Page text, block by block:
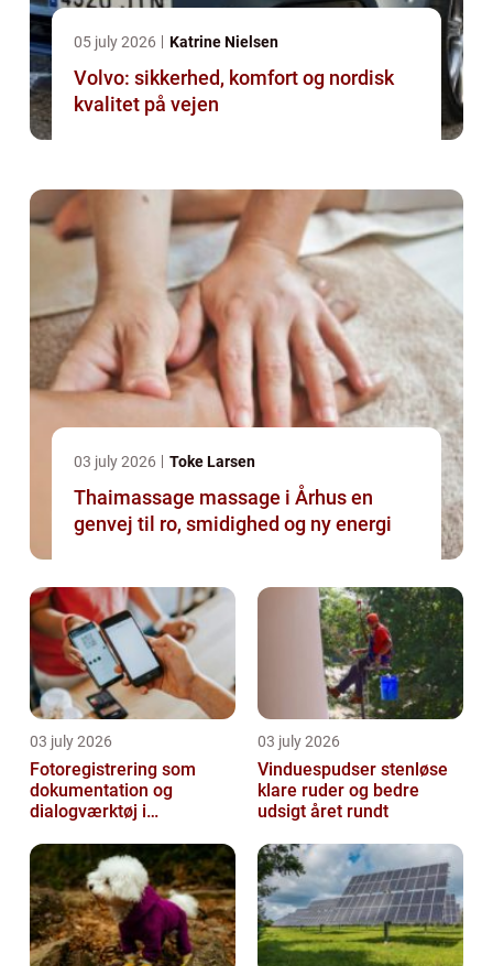
05 july 2026 Katrine Nielsen
Volvo: sikkerhed, komfort og nordisk
kvalitet på vejen
03 july 2026 Toke Larsen
Thaimassage massage i Århus en
genvej til ro, smidighed og ny energi
03 july 2026
Fotoregistrering som
dokumentation og
dialogværktøj i
03 july 2026
Vinduespudser stenløse
klare ruder og bedre
udsigt året rundt